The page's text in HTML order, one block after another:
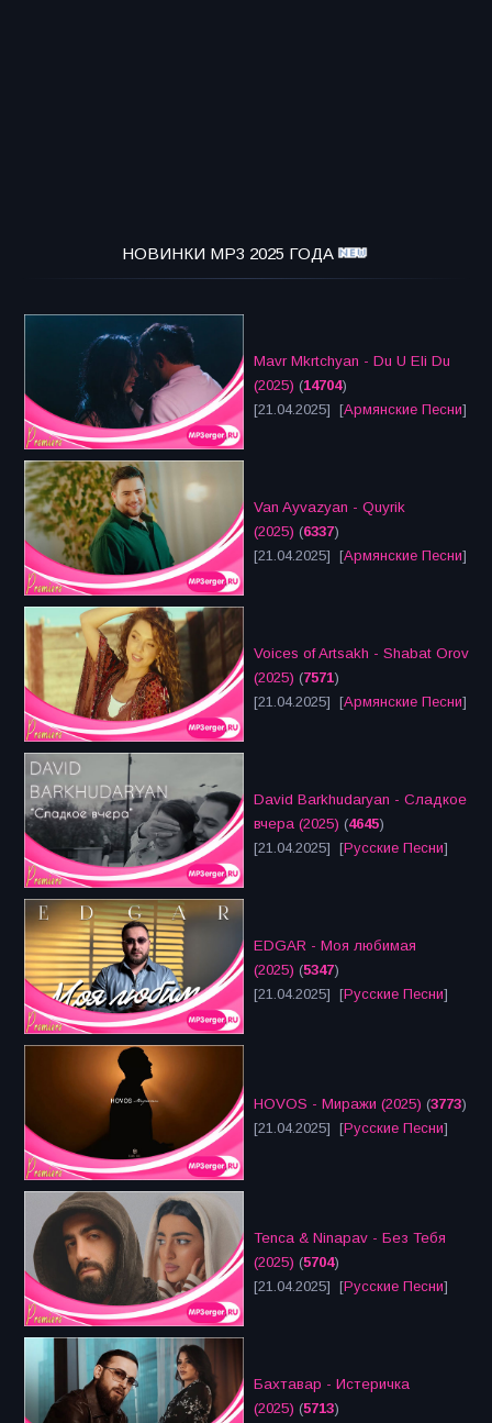
НОВИНКИ MP3 2025 ГОДА
Mavr Mkrtchyan - Du U Eli Du
(2025) (14704)
[21.04.2025] [Армянские Песни]
Van Ayvazyan - Quyrik
(2025) (6337)
[21.04.2025] [Армянские Песни]
Voices of Artsakh - Shabat Orov
(2025) (7571)
[21.04.2025] [Армянские Песни]
David Barkhudaryan - Сладкое
вчера (2025) (4645)
[21.04.2025] [Русские Песни]
EDGAR - Моя любимая
(2025) (5347)
[21.04.2025] [Русские Песни]
HOVOS - Миражи (2025) (3773)
[21.04.2025] [Русские Песни]
Tenca & Ninapav - Без Тебя
(2025) (5704)
[21.04.2025] [Русские Песни]
Бахтавар - Истеричка
(2025) (5713)